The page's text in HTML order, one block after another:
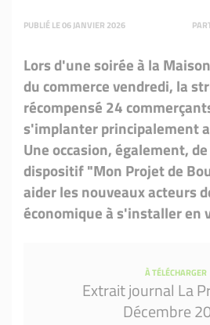
PUBLIÉ LE 06 JANVIER 2026
Lors d'une soirée à la
du commerce vendredi, la
récompensé 24
s'implanter principalement
Une occasion, également,
dispositif "Mon Projet de
aider les nouveaux acteurs
économique à s'installer en
À TÉLÉCHARGER
Extrait journal La
Décembre